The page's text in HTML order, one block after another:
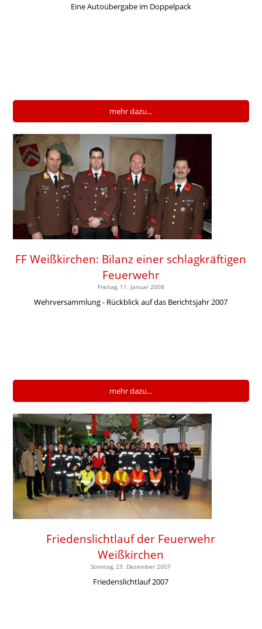
Eine Autoübergabe im Doppelpack
mehr dazu...
FF Weißkirchen: Bilanz einer schlagkräftigen
Feuerwehr
Freitag, 11. Januar 2008
Wehrversammlung - Rückblick auf das Berichtsjahr 2007
mehr dazu...
Friedenslichtlauf der Feuerwehr
Weißkirchen
Sonntag, 23. Dezember 2007
Friedenslichtlauf 2007